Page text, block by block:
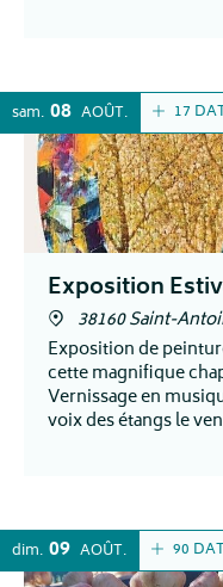
17
sam. 08 AOÛT
Exposition
38160 Saint-
Exposition de
cette magnifique
Vernissage en
voix des
90
dim. 09 AOÛT